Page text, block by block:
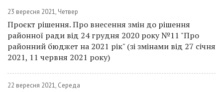
23 вересня 2021, Четвер
Проєкт рішення. Про внесення змін до рішення
районної ради від 24 грудня 2020 року №11 "Про
районний бюджет на 2021 рік" (зі змінами від 27 січня
2021, 11 червня 2021 року)
22 вересня 2021, Середа